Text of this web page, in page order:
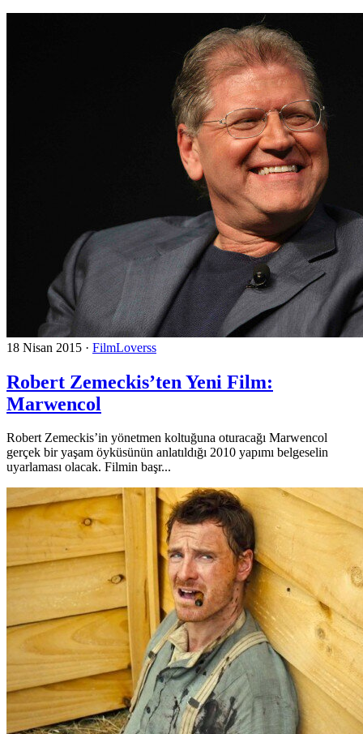
18 Nisan 2015 · FilmLoverss
Robert Zemeckis’ten Yeni Film:
Marwencol
Robert Zemeckis’in yönetmen koltuğuna oturacağı Marwencol
gerçek bir yaşam öyküsünün anlatıldığı 2010 yapımı belgeselin
uyarlaması olacak. Filmin başr...